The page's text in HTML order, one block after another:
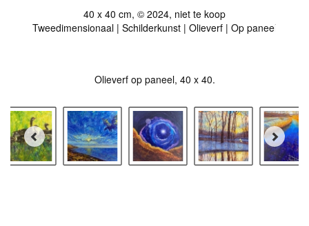
40 x 40 cm, © 2024, niet te koop
Tweedimensionaal | Schilderkunst | Olieverf | Op paneel
Olieverf op paneel, 40 x 40.